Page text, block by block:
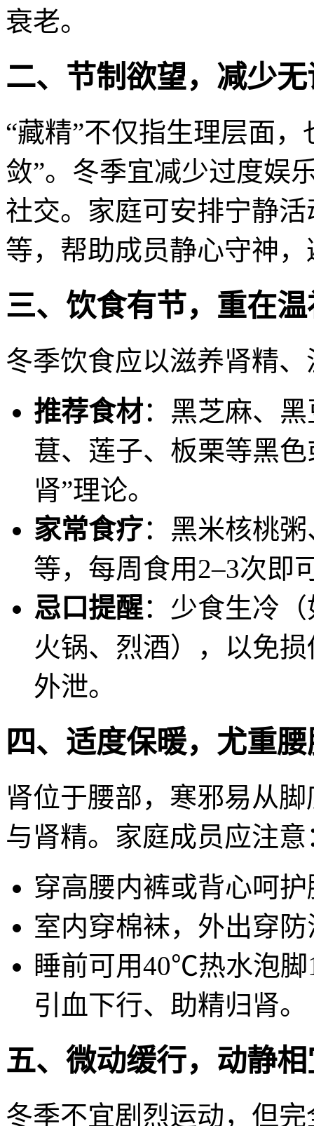
衰老。
二、节制欲望，减少
“藏精”不仅指生理层面
敛”。冬季宜减少过度娱
社交。家庭可安排宁静
等，帮助成员静心守神
三、饮食有节，重在
冬季饮食应以滋养肾精
推荐食材：黑芝麻、
葚、莲子、板栗等黑
肾”理论。
家常食疗：黑米核桃
等，每周食用2–3次即
忌口提醒：少食生冷
火锅、烈酒），以免
外泄。
四、适度保暖，尤重
肾位于腰部，寒邪易从
与肾精。家庭成员应注意
穿高腰内裤或背心呵
室内穿棉袜，外出穿
睡前可用40℃热水泡
引血下行、助精归肾。
五、微动缓行，动静
冬季不宜剧烈运动，但